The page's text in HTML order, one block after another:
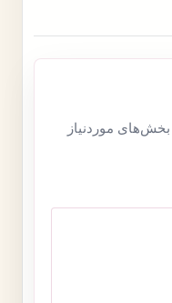
بخش‌های موردنیاز